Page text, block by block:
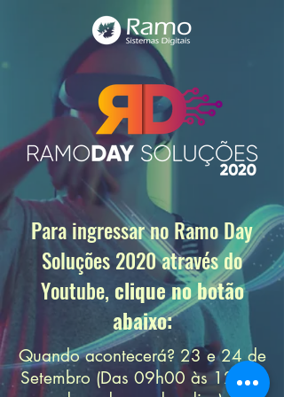
Para ingressar no Ramo Day
Soluções 2020 através do
Youtube, clique no botão
abaixo:
Quando acontecerá? 23 e 24 de
Setembro (Das 09h00 às 12h55